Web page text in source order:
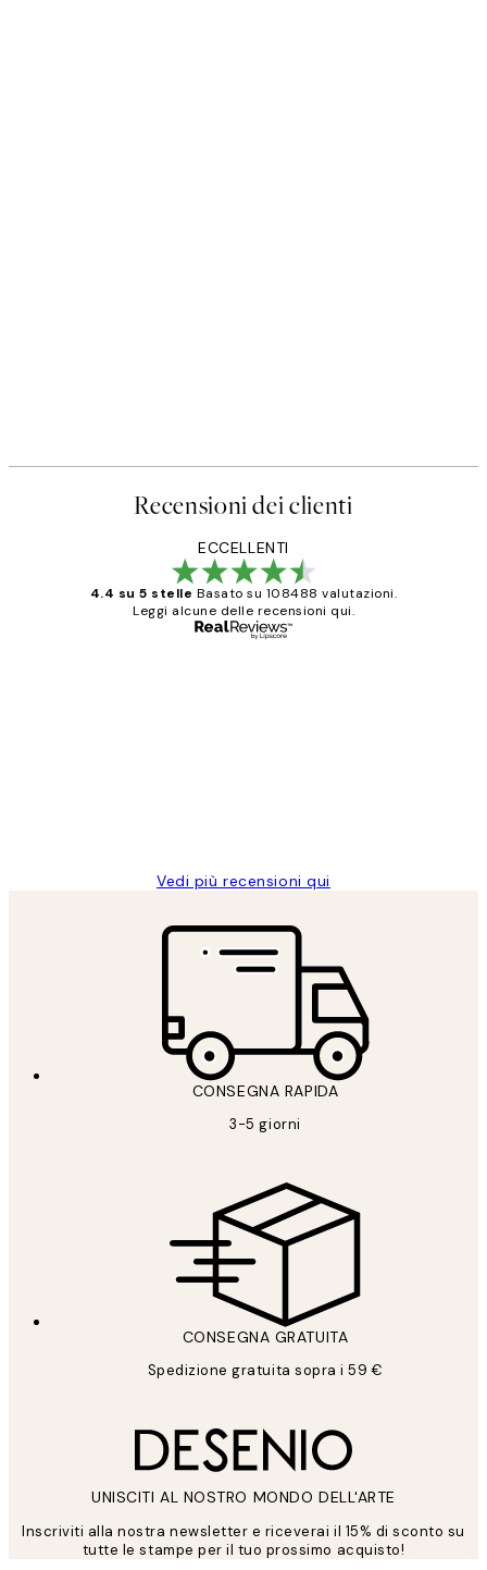
Recensioni dei clienti
ECCELLENTI
4.4 su 5 stelle Basato su 108488 valutazioni.
Leggi alcune delle recensioni qui.
Vedi più recensioni qui
CONSEGNA RAPIDA
3-5 giorni
CONSEGNA GRATUITA
Spedizione gratuita sopra i 59 €
UNISCITI AL NOSTRO MONDO DELL'ARTE
Inscriviti alla nostra newsletter e riceverai il 15% di sconto su
tutte le stampe per il tuo prossimo acquisto!